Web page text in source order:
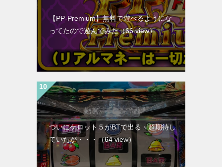
【PP-Premium】無料で遊べるようにな
ってたので遊んでみた（66 view）
ついにケロット５がBTで出る・超期待し
ていたが・・・ （64 view）